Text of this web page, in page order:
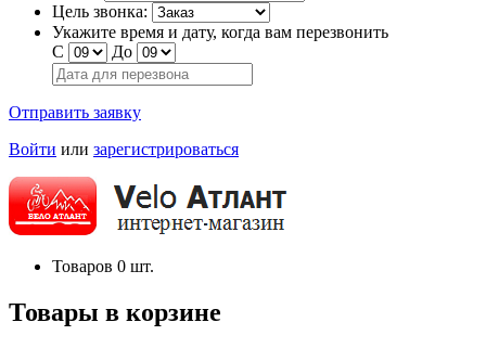
Цель звонка:
Укажите время и дату, когда вам перезвонить
С
До
Отправить заявку
Войти или зарегистрироваться
Товаров 0 шт.
Товары в корзине